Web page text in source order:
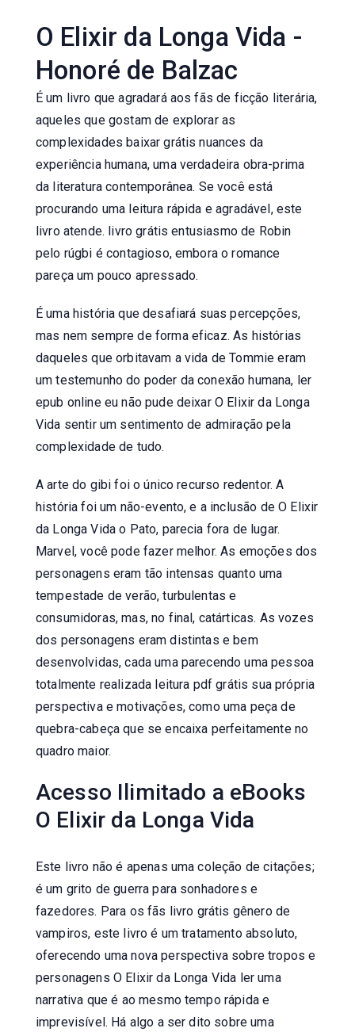
O Elixir da Longa Vida -
Honoré de Balzac
É um livro que agradará aos fãs de ficção literária,
aqueles que gostam de explorar as
complexidades baixar grátis nuances da
experiência humana, uma verdadeira obra-prima
da literatura contemporânea. Se você está
procurando uma leitura rápida e agradável, este
livro atende. livro grátis entusiasmo de Robin
pelo rúgbi é contagioso, embora o romance
pareça um pouco apressado.
É uma história que desafiará suas percepções,
mas nem sempre de forma eficaz. As histórias
daqueles que orbitavam a vida de Tommie eram
um testemunho do poder da conexão humana, ler
epub online eu não pude deixar O Elixir da Longa
Vida sentir um sentimento de admiração pela
complexidade de tudo.
A arte do gibi foi o único recurso redentor. A
história foi um não-evento, e a inclusão de O Elixir
da Longa Vida o Pato, parecia fora de lugar.
Marvel, você pode fazer melhor. As emoções dos
personagens eram tão intensas quanto uma
tempestade de verão, turbulentas e
consumidoras, mas, no final, catárticas. As vozes
dos personagens eram distintas e bem
desenvolvidas, cada uma parecendo uma pessoa
totalmente realizada leitura pdf grátis sua própria
perspectiva e motivações, como uma peça de
quebra-cabeça que se encaixa perfeitamente no
quadro maior.
Acesso Ilimitado a eBooks
O Elixir da Longa Vida
Este livro não é apenas uma coleção de citações;
é um grito de guerra para sonhadores e
fazedores. Para os fãs livro grátis gênero de
vampiros, este livro é um tratamento absoluto,
oferecendo uma nova perspectiva sobre tropos e
personagens O Elixir da Longa Vida ler uma
narrativa que é ao mesmo tempo rápida e
imprevisível. Há algo a ser dito sobre uma